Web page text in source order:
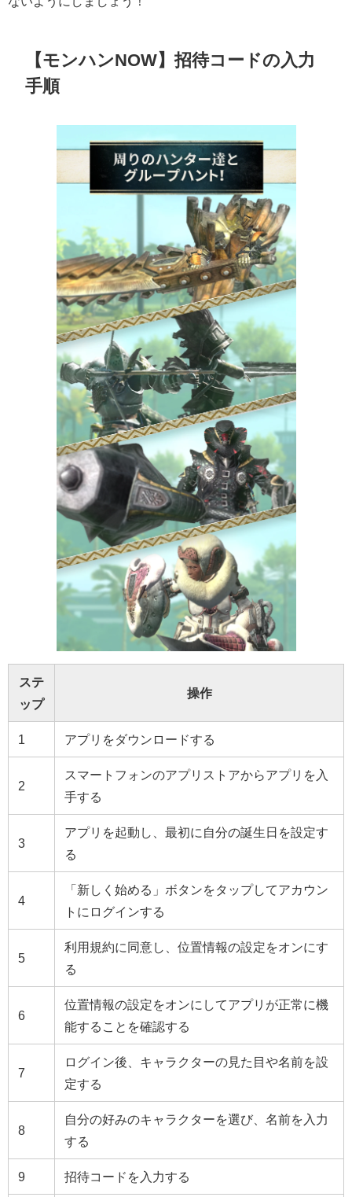
【モンハンNOW】招待コードの入力
手順
ステ
ップ
操作
1 アプリをダウンロードする
2
スマートフォンのアプリストアからアプリを入
手する
3
アプリを起動し、最初に自分の誕生日を設定す
る
4
「新しく始める」ボタンをタップしてアカウン
トにログインする
5
利用規約に同意し、位置情報の設定をオンにす
る
6
位置情報の設定をオンにしてアプリが正常に機
能することを確認する
7
ログイン後、キャラクターの見た目や名前を設
定する
8
自分の好みのキャラクターを選び、名前を入力
する
9 招待コードを入力する